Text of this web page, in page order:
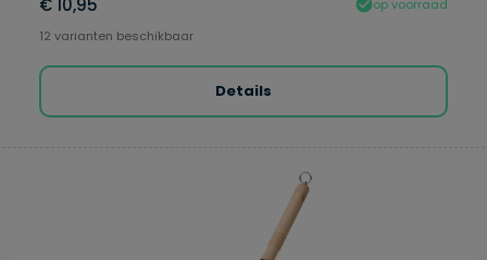
€ 10,95
op voorraad
12 varianten beschikbaar
Details